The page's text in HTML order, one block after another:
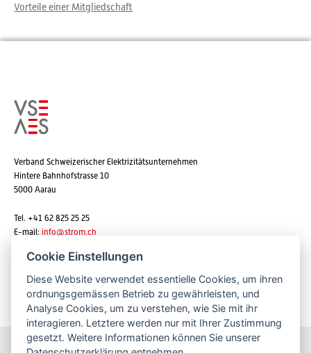
Vorteile einer Mitgliedschaft
Verband Schweizerischer Elektrizitätsunternehmen
Hintere Bahnhofstrasse 10
5000 Aarau
Tel. +41 62 825 25 25
E-mail: info@strom.ch
Newsletter abonnieren
Cookie Einstellungen
Diese Website verwendet essentielle Cookies, um ihren
ordnungsgemässen Betrieb zu gewährleisten, und
Analyse Cookies, um zu verstehen, wie Sie mit ihr
interagieren. Letztere werden nur mit Ihrer Zustimmung
gesetzt. Weitere Informationen können Sie unserer